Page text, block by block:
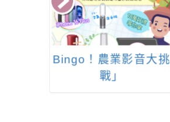
Bingo！農業影音大挑
戰」